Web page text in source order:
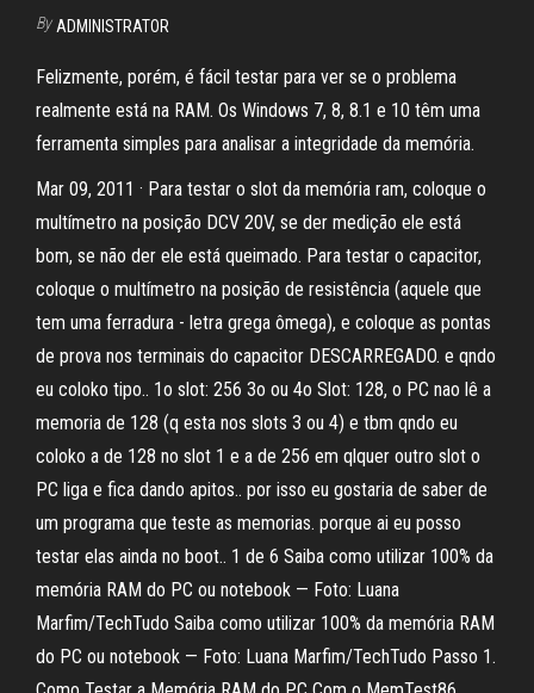
By ADMINISTRATOR
Felizmente, porém, é fácil testar para ver se o problema
realmente está na RAM. Os Windows 7, 8, 8.1 e 10 têm uma
ferramenta simples para analisar a integridade da memória.
Mar 09, 2011 · Para testar o slot da memória ram, coloque o
multímetro na posição DCV 20V, se der medição ele está
bom, se não der ele está queimado. Para testar o capacitor,
coloque o multímetro na posição de resistência (aquele que
tem uma ferradura - letra grega ômega), e coloque as pontas
de prova nos terminais do capacitor DESCARREGADO. e qndo
eu coloko tipo.. 1o slot: 256 3o ou 4o Slot: 128, o PC nao lê a
memoria de 128 (q esta nos slots 3 ou 4) e tbm qndo eu
coloko a de 128 no slot 1 e a de 256 em qlquer outro slot o
PC liga e fica dando apitos.. por isso eu gostaria de saber de
um programa que teste as memorias. porque ai eu posso
testar elas ainda no boot.. 1 de 6 Saiba como utilizar 100% da
memória RAM do PC ou notebook — Foto: Luana
Marfim/TechTudo Saiba como utilizar 100% da memória RAM
do PC ou notebook — Foto: Luana Marfim/TechTudo Passo 1.